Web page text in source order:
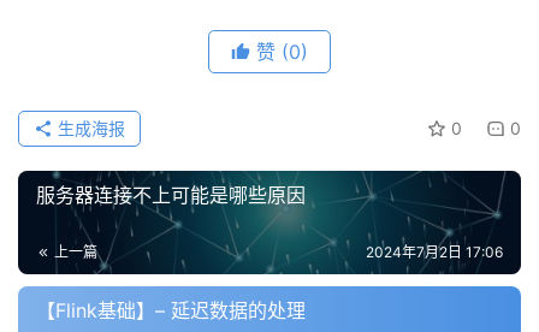
问
答
社
区
优
登录 注册
赞 (0)
0 0
生成海报
服务器连接不上可能是哪些原因
上一篇 2024年7月2日 17:06
【Flink基础】– 延迟数据的处理